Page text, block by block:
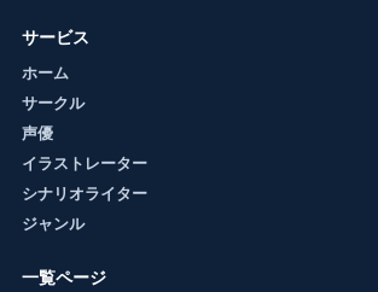
サービス
ホーム
サークル
声優
イラストレーター
シナリオライター
ジャンル
一覧ページ